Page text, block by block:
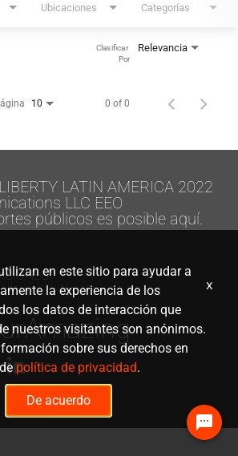
Ubicaciones Categorías
Relevancia
Clasificar
Por
10 0 of 0
LATIN AMERICA 2022
LLC EEO
públicos es posible aquí.
en este sitio para ayudar a
la experiencia de los
los datos de interacción que
nuestros visitantes son anónimos.
sobre sus derechos en
política de privacidad.
De acuerdo
x